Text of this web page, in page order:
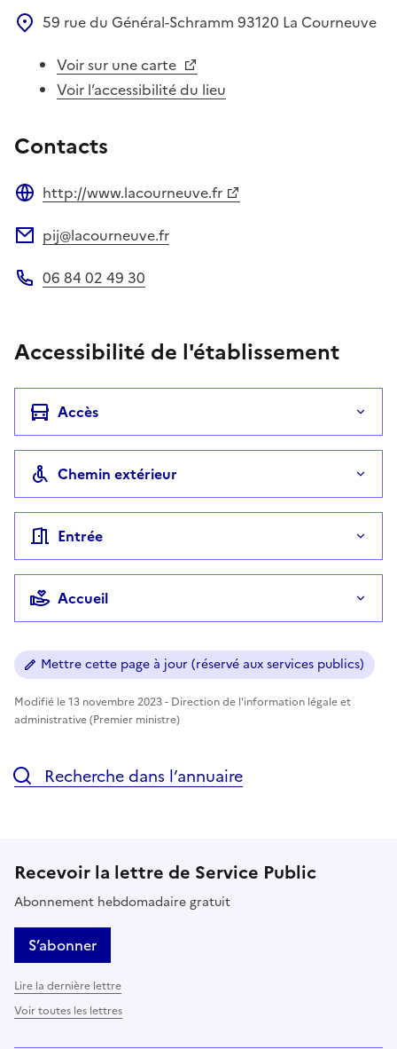
59 rue du Général-Schramm 93120 La Courneuve
Voir sur une carte
Voir l’accessibilité du lieu
Contacts
http://www.lacourneuve.fr
pij@lacourneuve.fr
06 84 02 49 30
Accessibilité de l'établissement
Accès
Chemin extérieur
Entrée
Accueil
Mettre cette page à jour (réservé aux services publics)
Modifié le 13 novembre 2023 - Direction de l'information légale et
administrative (Premier ministre)
Recherche dans l’annuaire
Recevoir la lettre de Service Public
Abonnement hebdomadaire gratuit
S’abonner
Lire la dernière lettre
Voir toutes les lettres